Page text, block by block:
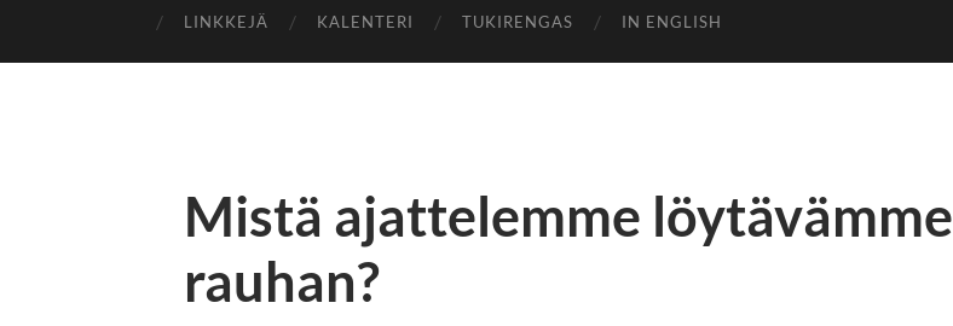
LINKKEJÄ KALENTERI TUKIRENGAS IN ENGLISH
Mistä ajattelemme löytävämme
rauhan?